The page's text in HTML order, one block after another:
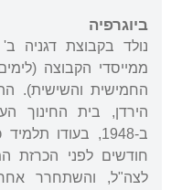
ביוגרפיה
נולד בקבוצת דגניה ב'
ממייסדי הקבוצה
החמישית והשישית).
הירדן, בית החינוך
ב-1948, בעודו
חודשים לפני הכרזת
לצה"ל, והשתחרר